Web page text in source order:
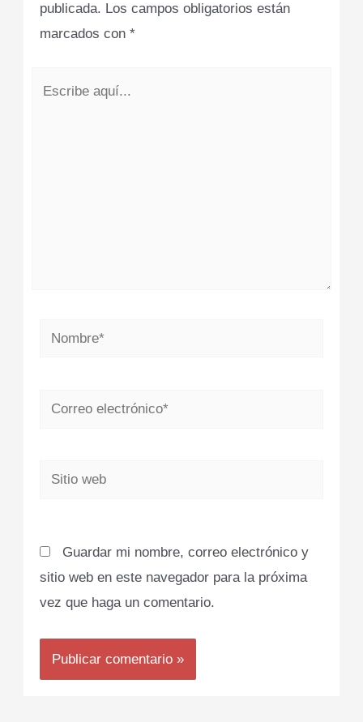
publicada. Los campos obligatorios están
marcados con*
Nombre*
Correo
Sitio
Guardar mi nombre, correo electrónico y
sitio web en este navegador para la próxima
vez que haga un comentario.